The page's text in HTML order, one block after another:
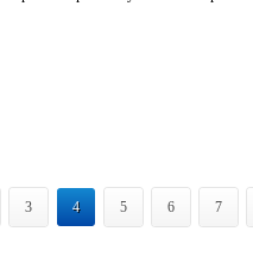
3 4 5 6 7